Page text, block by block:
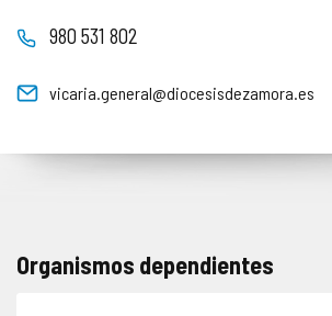
980 531 802
vicaria.general@diocesisdezamora.es
Organismos dependientes